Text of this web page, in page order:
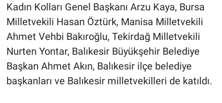
Kadın Kolları Genel Başkanı Arzu Kaya, Bursa
Milletvekili Hasan Öztürk, Manisa Milletvekili
Ahmet Vehbi Bakıroğlu, Tekirdağ Milletvekili
Nurten Yontar, Balıkesir Büyükşehir Belediye
Başkan Ahmet Akın, Balıkesir ilçe belediye
başkanları ve Balıkesir milletvekilleri de katıldı.